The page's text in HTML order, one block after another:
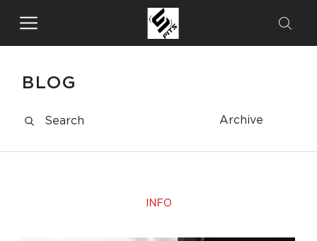
BLOG
Archive
INFO